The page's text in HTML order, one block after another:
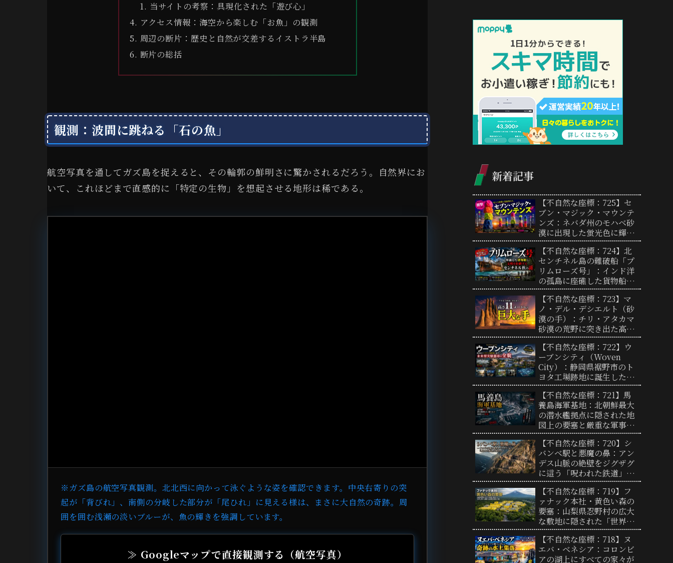
当サイトの考察：具現化された「遊び心」
アクセス情報：海空から楽しむ「お魚」の観測
周辺の断片：歴史と自然が交差するイストラ半島
断片の総括
観測：波間に跳ねる「石の魚」
航空写真を通してガズ島を捉えると、その輪郭の鮮明さに驚かされるだろう。自然界にお
いて、これほどまで直感的に「特定の生物」を想起させる地形は稀である。
※ガズ島の航空写真観測。北北西に向かって泳ぐような姿を確認できます。中央右寄りの突
起が「背びれ」、南側の分岐した部分が「尾ひれ」に見える様は、まさに大自然の奇跡。周
囲を囲む浅瀬の淡いブルーが、魚の輝きを強調しています。
≫ Googleマップで直接観測する（航空写真）
新着記事
【不自然な座標：725】セ
ブン・マジック・マウンテ
ンズ：ネバダ州のモハベ砂
漠に出現した蛍光色に輝く
巨大な石の塔群
【不自然な座標：724】北
センチネル島の難破船「プ
リムローズ号」：インド洋
の孤島に座礁した貨物船と
文明を拒絶するセンチネル
族の謎
【不自然な座標：723】マ
ノ・デル・デシエルト（砂
漠の手）：チリ・アタカマ
砂漠の荒野に突き出た高さ
11メートルの巨大な彫刻と
奇妙な景観の謎
【不自然な座標：722】ウ
ーブンシティ（Woven
City）：静岡県裾野市のト
ヨタ工場跡地に誕生した未
来型実験都市の全貌と「リ
アルな街」の謎
【不自然な座標：721】馬
養島海軍基地：北朝鮮最大
の潜水艦拠点に隠された地
図上の要塞と厳重な軍事境
界線の実態
【不自然な座標：720】シ
バンベ駅と悪魔の鼻：アン
デス山脈の絶壁をジグザグ
に這う「呪われた鉄道」の
終着点と驚異の地形
【不自然な座標：719】フ
ァナック本社・黄色い森の
要塞：山梨県忍野村の広大
な敷地に隠された「世界工
場の心臓部」と圧倒的支配
力の謎
【不自然な座標：718】ヌ
エバ・ベネシア：コロンビ
アの湖上にすべての家々が